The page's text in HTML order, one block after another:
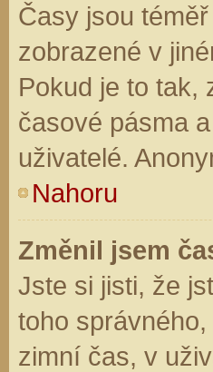
Časy jsou
zobrazené v
Pokud je to tak,
časové pásma
uživatelé.
Nahoru
Změnil jsem
Jste si jisti, že
toho
zimní čas, v